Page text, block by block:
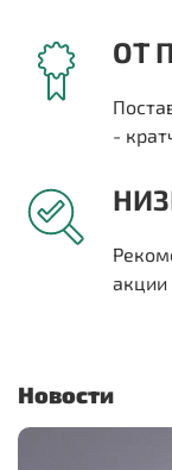
ОТ
-
акции
Новости